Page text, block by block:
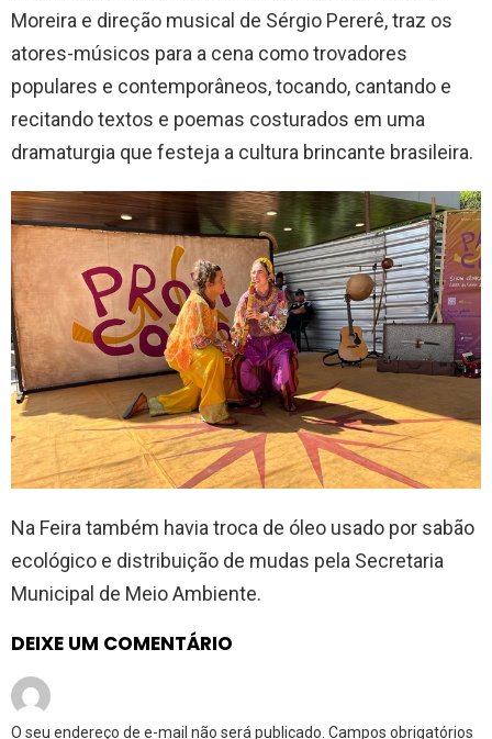
Moreira e direção musical de Sérgio Pererê, traz os
atores-músicos para a cena como trovadores
populares e contemporâneos, tocando, cantando e
recitando textos e poemas costurados em uma
dramaturgia que festeja a cultura brincante brasileira.
Na Feira também havia troca de óleo usado por sabão
ecológico e distribuição de mudas pela Secretaria
Municipal de Meio Ambiente.
DEIXE UM COMENTÁRIO
O seu endereço de e-mail não será publicado. Campos obrigatórios